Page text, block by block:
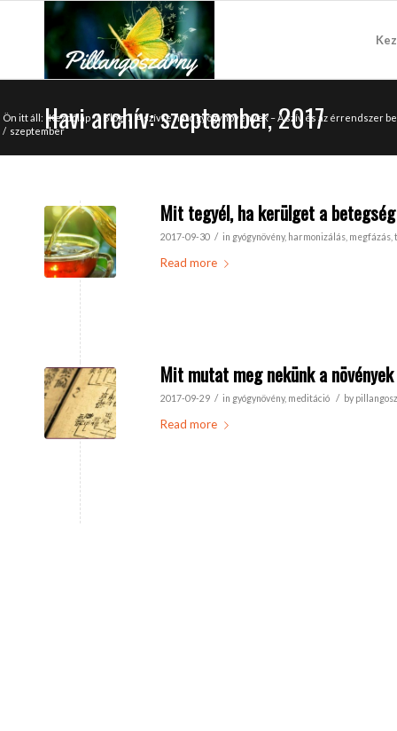
Havi archív: szeptember, 2017
Ön itt áll: Kezdőlap / Blog / A szívre ható gyógynövények – A szív és az érrendszer
/ szeptember
Mit tegyél, ha kerülget a betegség
2017-09-30 / in gyógynövény, harmonizálás megfázás
Read more
Mit mutat meg nekünk a
2017-09-29 / in gyógynövény, meditáció / by
Read more